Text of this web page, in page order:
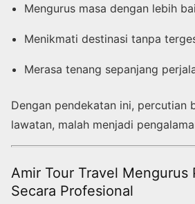
Mengurus masa dengan lebih
Menikmati destinasi tanpa
Merasa tenang sepanjang
Dengan pendekatan ini, percutian
lawatan, malah menjadi
Amir Tour Travel Mengurus
Secara Profesional